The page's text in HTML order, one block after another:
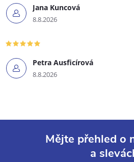
Jana Kuncová
8.8.2026
Petra Ausficírová
8.8.2026
Mějte přehled o
a